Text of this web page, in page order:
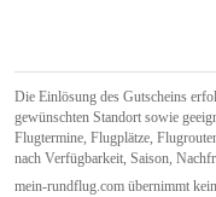
Die Einlösung des Gutscheins
gewünschten Standort sowie
Flugtermine, Flugplätze,
nach Verfügbarkeit, Saison,
mein-rundflug.com übernimmt